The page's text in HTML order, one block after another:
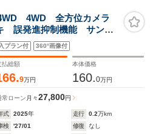
4WD 全方位カメラ
誤発進抑制機能 サンシ
ヒーター AW LEDヘッ
後席右側電動スライド
プラン付 360°画像付
払総額
9万円
本体価格
160.0万円
常ローン 月々27,800円
式 2025年 走行 0.2万km
検
'27/01 修復
なし